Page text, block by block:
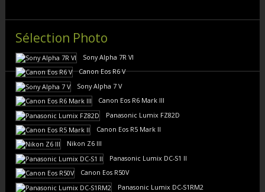
Sélection Photo
Sony Alpha 7R VI
Canon Eos R6 V
Sony Alpha 7 V
Canon Eos R6 Mark III
Panasonic Lumix FZ82D
Canon Eos R5 Mark II
Nikon Z6 III
Panasonic Lumix DC-S1 II
Canon Eos R50V
Panasonic Lumix DC-S1RM2